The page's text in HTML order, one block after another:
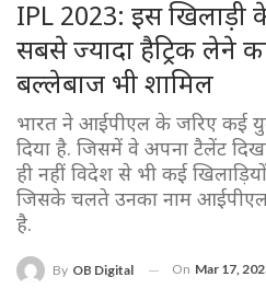
IPL 2023: इस
सबसे ज्यादा हैट्रिक लेने
बल्लेबाज भी शामिल
भारत ने आईपीएल के जरिए कई
दिया है. जिसमें वे अपना टैलेंट
ही नहीं विदेश से भी कई
जिसके चलते उनका नाम आईपीएल
है.
By OB Digital On Mar 17,